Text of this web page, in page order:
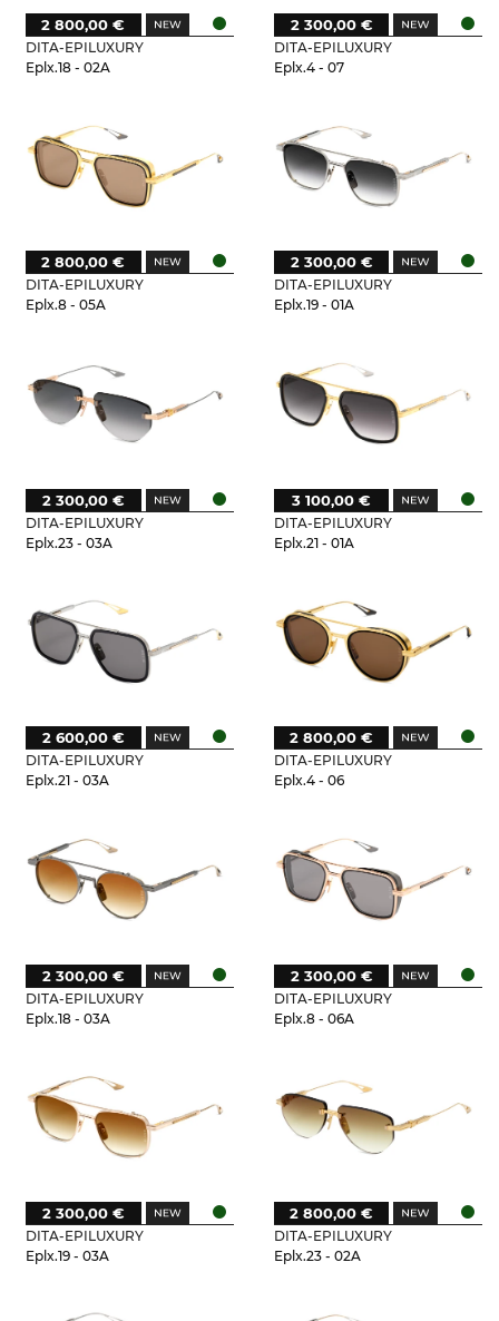
DITA-EPILUXURY
Eplx.18 - 02A
2 800,00 €
DITA-EPILUXURY
Eplx.4 - 07
2 300,00 €
DITA-EPILUXURY
Eplx.8 - 05A
2 800,00 €
DITA-EPILUXURY
Eplx.19 - 01A
2 300,00 €
DITA-EPILUXURY
Eplx.23 - 03A
2 300,00 €
DITA-EPILUXURY
Eplx.21 - 01A
3 100,00 €
DITA-EPILUXURY
Eplx.21 - 03A
2 600,00 €
DITA-EPILUXURY
Eplx.4 - 06
2 800,00 €
DITA-EPILUXURY
Eplx.18 - 03A
2 300,00 €
DITA-EPILUXURY
Eplx.8 - 06A
2 300,00 €
DITA-EPILUXURY
Eplx.19 - 03A
2 300,00 €
DITA-EPILUXURY
Eplx.23 - 02A
2 800,00 €